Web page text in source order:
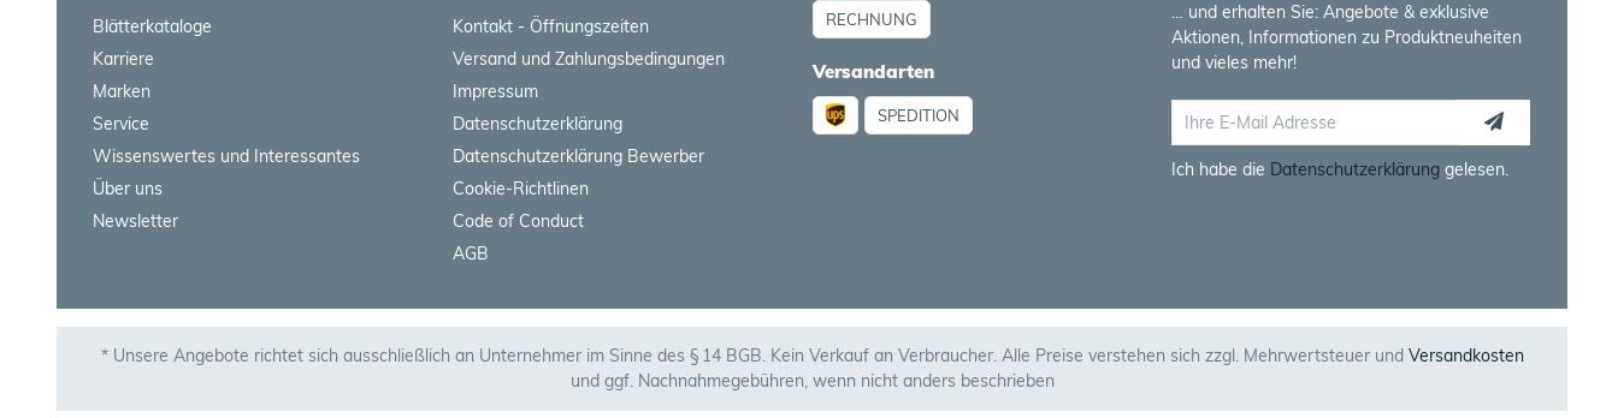
Blätterkataloge
Karriere
Marken
Service
Wissenswertes und Interessantes
Über uns
Newsletter
Kontakt - Öffnungszeiten
Versand und Zahlungsbedingungen
Impressum
Datenschutzerklärung
Datenschutzerklärung Bewerber
Cookie-Richtlinen
Code of Conduct
AGB
RECHNUNG
Versandarten
SPEDITION
… und erhalten Sie: Angebote & exklusive
Aktionen, Informationen zu Produktneuheiten
und vieles mehr!
Ich habe die Datenschutzerklärung gelesen.
* Unsere Angebote richtet sich ausschließlich an Unternehmer im Sinne des § 14 BGB. Kein Verkauf an Verbraucher. Alle Preise verstehen sich zzgl. Mehrwertsteuer und Versandkosten
und ggf. Nachnahmegebühren, wenn nicht anders beschrieben